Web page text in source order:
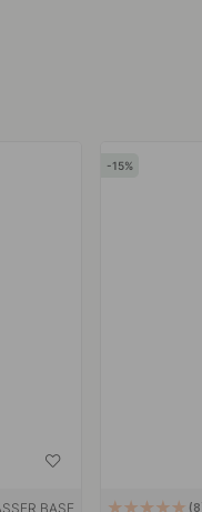
BASE
15
8